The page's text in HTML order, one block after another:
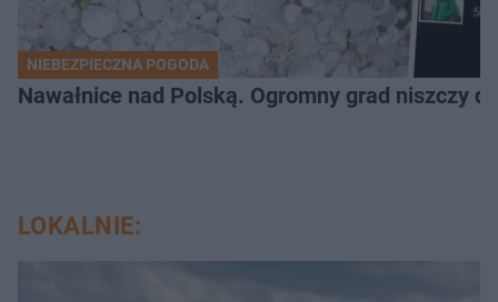
NIEBEZPIECZNA POGODA
Nawałnice nad Polską. Ogromny grad niszczy
LOKALNIE: